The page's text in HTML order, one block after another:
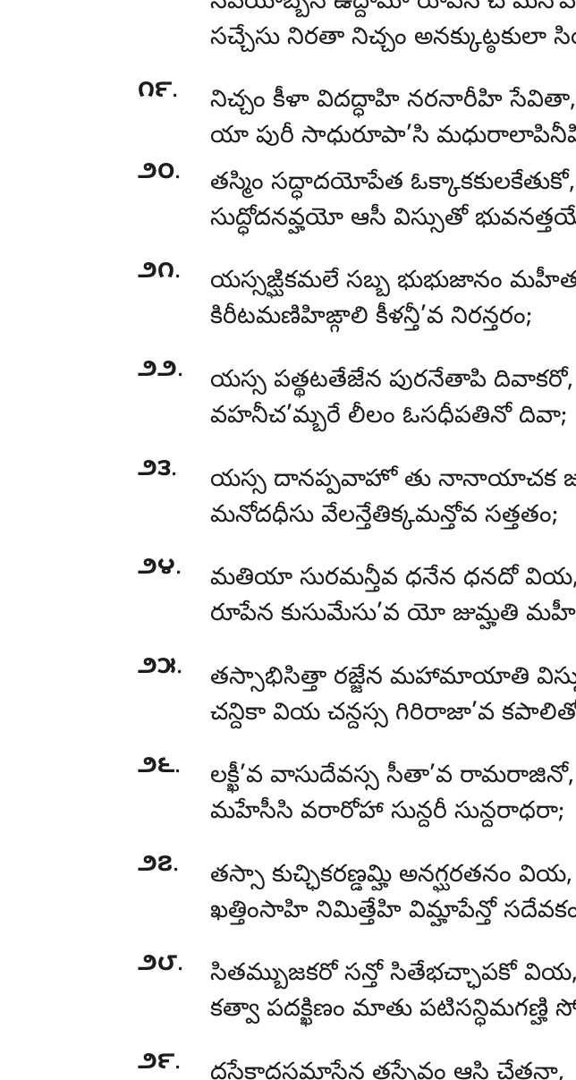
సచ్చేసు నిరతా నిచ్చం అనక్కుట్ఠకులా
౧౯.
నిచ్చం కీళా విదద్ధాహి నరనారీహి సేవితా,
యా పురీ సాధురూపా’సి
౨౦.
తస్మిం సద్ధాదయోపేత ఓక్కాకకులకేతుకో,
సుద్ధోదనవ్హయో ఆసీ విస్సుతో
౨౧.
యస్సఙ్ఘికమలే సబ్బ భుభుజానం
కిరీటమణిహిఙ్గాలి కీళన్తీ’వ నిరన్తరం;
౨౨.
యస్స పత్థటతేజేన పురనేతాపి దివాకరో,
వహనీచ’మ్బరే లీలం ఓసధీపతినో దివా;
౨౩.
యస్స దానప్పవాహో తు నానాయాచక
మనోదధీసు వేలన్తేతిక్కమన్తోవ సత్తతం;
౨౪.
మతియా సురమన్తీవ ధనేన ధనదో వియ,
రూపేన కుసుమేసు’వ యో జుమ్హతి
౨౫.
తస్సాభిసిత్తా రజ్జేన మహామాయాతి
చన్దికా వియ చన్దస్స గిరిరాజా’వ
౨౬.
లక్ఖీ’వ వాసుదేవస్స సీతా’వ రామరాజినో,
మహేసీసి వరారోహా సున్దరీ సున్దరాధరా;
౨౭.
తస్సా కుచ్ఛికరణ్డమ్హి అనగ్ఘరతనం వియ,
ఖత్తింసాహి నిమిత్తేహి విమ్హాపేన్తో
౨౮.
సితమ్బుజకరో సన్తో సితేభచ్ఛాపకో వియ,
కత్వా పదక్ఖిణం మాతు పటిసన్ధిమగణ్హి
౨౯.